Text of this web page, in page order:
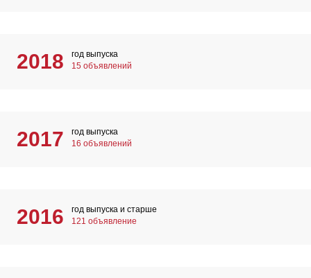
2018
год выпуска
15 объявлений
2017
год выпуска
16 объявлений
2016
год выпуска и старше
121 объявление